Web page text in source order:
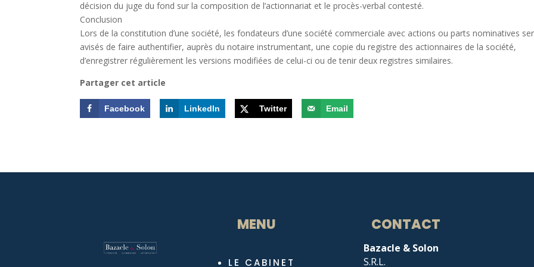
décision du juge du fond sur la composition de l’actionnariat et le procès-verbal contesté.
Conclusion
Lors de la constitution d’une société, les fondateurs d’une société commerciale avec actions ou parts nominatives
avisés de faire authentifier, auprès du notaire instrumentant, une copie du registre des actionnaires de la société,
d’enregistrer régulièrement les versions modifiées de celui-ci ou de tenir deux registres similaires.
Partager cet article
Facebook LinkedIn Twitter Email
MENU
LE CABINET
CONTACT
Bazacle & Solon
S.R.L.